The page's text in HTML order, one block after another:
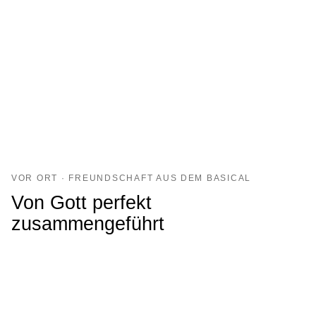
VOR ORT · FREUNDSCHAFT AUS DEM BASICAL
Von Gott perfekt
zusammengeführt